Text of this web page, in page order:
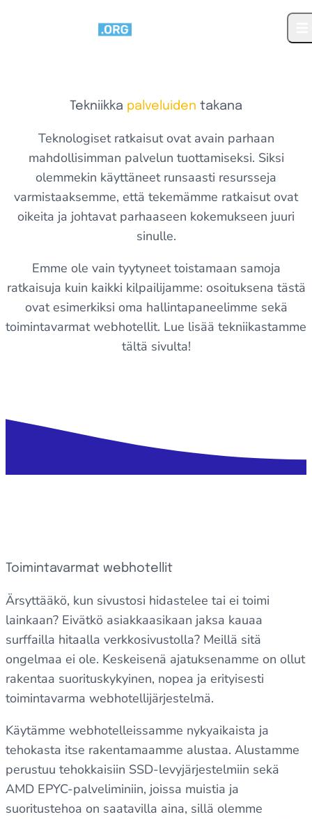
Tekniikka palveluiden takana
Teknologiset ratkaisut ovat avain parhaan
mahdollisimman palvelun tuottamiseksi. Siksi
olemmekin käyttäneet runsaasti resursseja
varmistaaksemme, että tekemämme ratkaisut ovat
oikeita ja johtavat parhaaseen kokemukseen juuri
sinulle.
Emme ole vain tyytyneet toistamaan samoja
ratkaisuja kuin kaikki kilpailijamme: osoituksena tästä
ovat esimerkiksi oma hallintapaneelimme sekä
toimintavarmatwebhotellit. Lue lisää tekniikastamme
tältä sivulta!
Toimintavarmat webhotellit
Ärsyttääkö, kun sivustosi hidastelee tai ei toimi
lainkaan? Eivätkö asiakkaasikaan jaksa kauaa
surffailla hitaalla verkkosivustolla? Meillä sitä
ongelmaa ei ole. Keskeisenä ajatuksenamme on ollut
rakentaa suorituskykyinen, nopea ja erityisesti
toimintavarma webhotellijärjestelmä.
Käytämme webhotelleissamme nykyaikaista ja
tehokasta itse rakentamaamme alustaa. Alustamme
perustuu tehokkaisiin SSD-levyjärjestelmiin sekä
AMD EPYC-palveliminiin, joissa muistia ja
suoritustehoa on saatavilla aina, sillä olemme